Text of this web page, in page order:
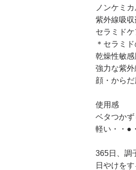
ノンケミ
紫外線吸
セラミド
＊セラミ
乾燥性敏
強力な紫
顔・からだ
使用感
ベタつかず
軽い・・●
365日、調
日やけを